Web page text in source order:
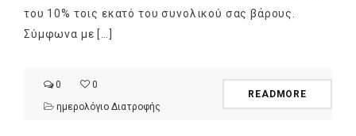
του 10% τοις εκατό του συνολικού σας βάρους.
Σύμφωνα με […]
0
0
ημερολόγιο Διατροφής
READMORE